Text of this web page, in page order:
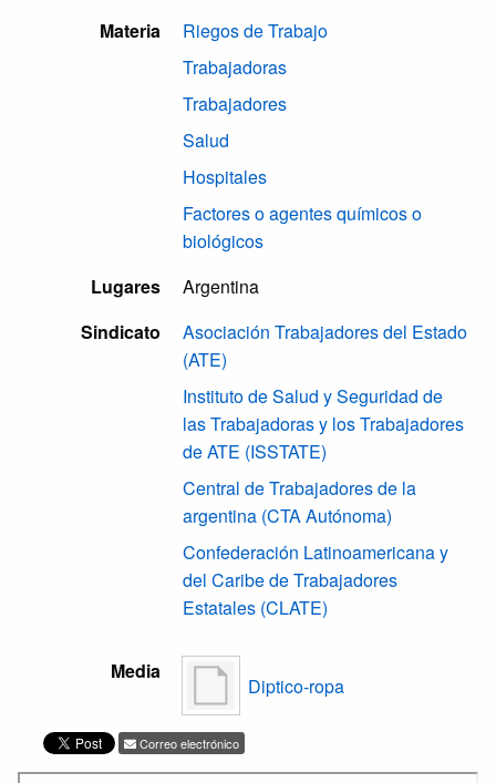
Materia
Riegos de Trabajo
Trabajadoras
Trabajadores
Salud
Hospitales
Factores o agentes químicos o
biológicos
Lugares
Argentina
Sindicato
Asociación Trabajadores del Estado
(ATE)
Instituto de Salud y Seguridad de
las Trabajadoras y los Trabajadores
de ATE (ISSTATE)
Central de Trabajadores de la
argentina (CTA Autónoma)
Confederación Latinoamericana y
del Caribe de Trabajadores
Estatales (CLATE)
Media
Diptico-ropa
Correo electrónico